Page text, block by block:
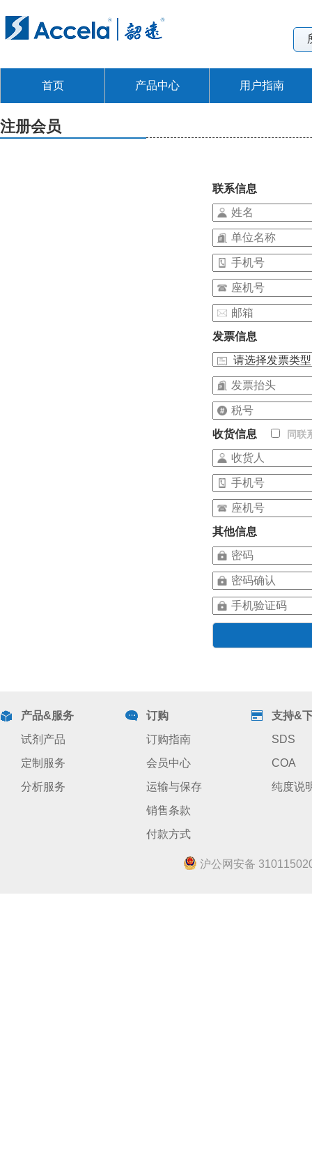
首页 产品中心 用户指南
注册会员
联系信息
发票信息
收货信息 同联
其他信息
产品&服务
试剂产品
定制服务
分析服务
订购
订购指南
会员中心
运输与保存
销售条款
付款方式
支持&
SDS
COA
纯度说
沪公网安备